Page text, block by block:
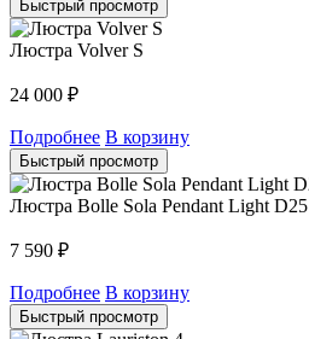
Быстрый просмотр
Люстра Volver S
24 000 ₽
Подробнее В корзину
Быстрый просмотр
Люстра Bolle Sola Pendant Light D25
7 590 ₽
Подробнее В корзину
Быстрый просмотр